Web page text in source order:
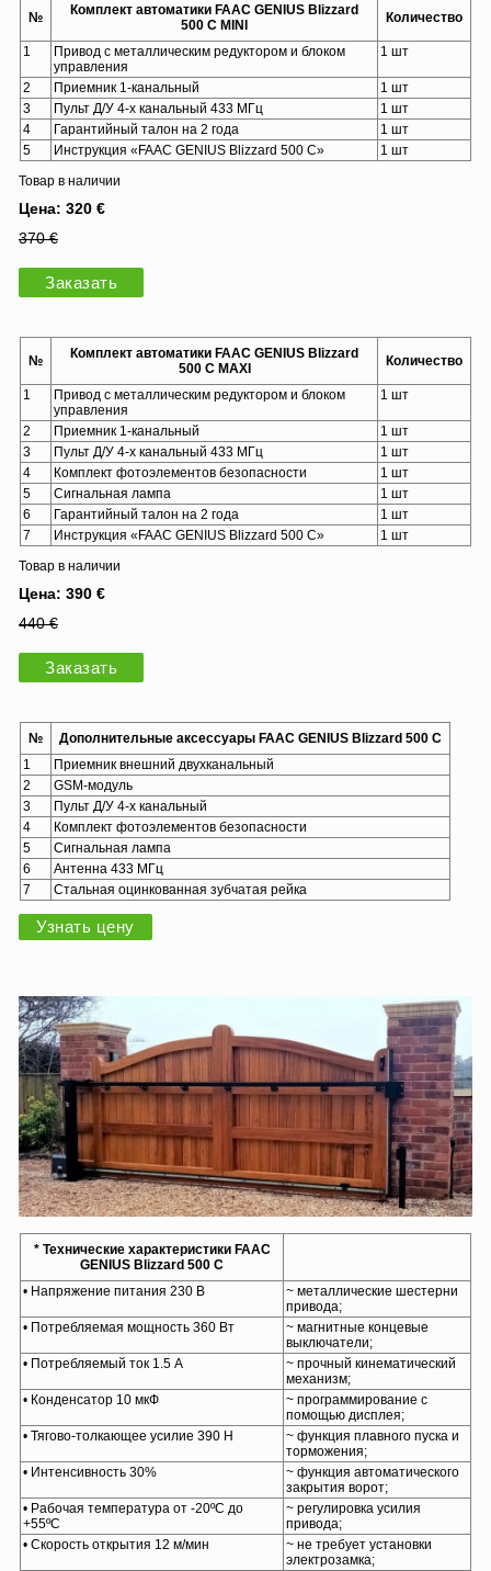
№
Комплект автоматики FAAC GENIUS Blizzard
500 C MINI
Количество
1
Привод c металлическим редуктором и блоком
управления
1 шт
2 Приемник 1-канальный
1 шт
3
Пульт Д/У 4-х канальный 433 МГц
1 шт
4
Гарантийный талон на 2 года
1 шт
5
Инструкция «FAAC GENIUS Blizzard 500 C»
1 шт
Товар в наличии
Цена: 320 €
370 €
Заказать
№
Комплект автоматики FAAC GENIUS Blizzard
500 C MAXI
Количество
1
Привод c металлическим редуктором и блоком
управления
1 шт
2 Приемник 1-канальный
1 шт
3
Пульт Д/У 4-х канальный 433 МГц
1 шт
4
Комплект фотоэлементов безопасности
1 шт
5
Сигнальная лампа
1 шт
6
Гарантийный талон на 2 года
1 шт
7
Инструкция «FAAC GENIUS Blizzard 500 C»
1 шт
Товар в наличии
Цена: 390 €
440 €
Заказать
№
Дополнительные аксессуары FAAC GENIUS Blizzard 500 C
1
Приемник внешний двухканальный
2
GSM-модуль
3
Пульт Д/У 4-х канальный
4
Комплект фотоэлементов безопасности
5
Сигнальная лампа
6
Антенна 433 МГц
7
Стальная оцинкованная зубчатая рейка
Узнать цену
* Технические характеристики FAAC
GENIUS Blizzard 500 C
• Напряжение питания 230 В
~ металлические шестерни
привода;
• Потребляемая мощность 360 Вт
~ магнитные концевые
выключатели;
• Потребляемый ток 1.5 А
~ прочный кинематический
механизм;
• Конденсатор 10 мкФ
~ программирование с
помощью дисплея;
• Тягово-толкающее усилие 390 Н
~ функция плавного пуска и
торможения;
• Интенсивность 30%
~ функция автоматического
закрытия ворот;
• Рабочая температура от -20ºС до
+55ºС
~ регулировка усилия
привода;
• Скорость открытия 12 м/мин
~ не требует установки
электрозамка;